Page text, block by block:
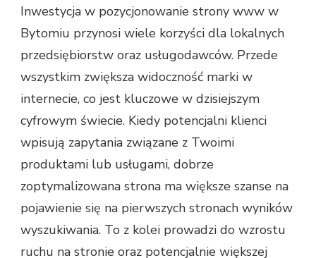
Inwestycja w pozycjonowanie strony www w
Bytomiu przynosi wiele korzyści dla lokalnych
przedsiębiorstw oraz usługodawców. Przede
wszystkim zwiększa widoczność marki w
internecie, co jest kluczowe w dzisiejszym
cyfrowym świecie. Kiedy potencjalni klienci
wpisują zapytania związane z Twoimi
produktami lub usługami, dobrze
zoptymalizowana strona ma większe szanse na
pojawienie się na pierwszych stronach wyników
wyszukiwania. To z kolei prowadzi do wzrostu
ruchu na stronie oraz potencjalnie większej